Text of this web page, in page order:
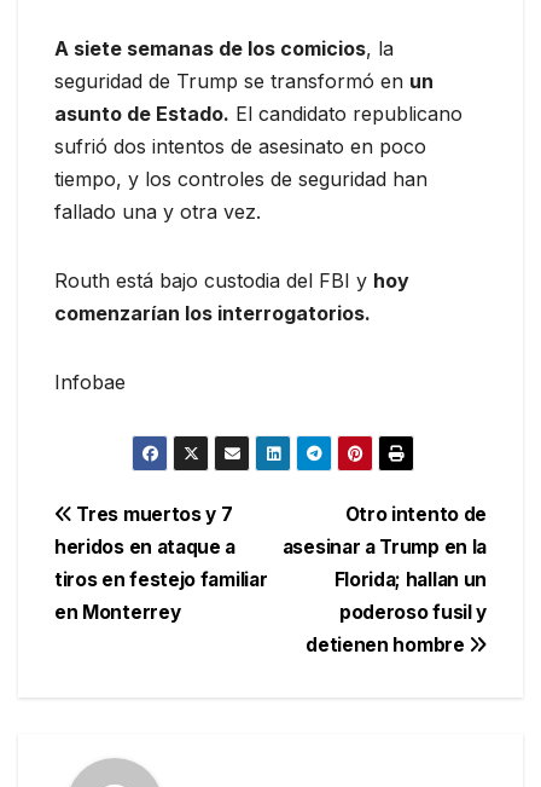
A siete semanas de los comicios, la
seguridad de Trump se transformó en un
asunto de Estado. El candidato republicano
sufrió dos intentos de asesinato en poco
tiempo, y los controles de seguridad han
fallado una y otra vez.
Routh está bajo custodia del FBI y hoy
comenzarían los interrogatorios.
Infobae
Navegación
de
entradas
Otro intento de
asesinar a Trump en la
Florida; hallan un
poderoso fusil y
detienen hombre
Tres muertos y 7
heridos en ataque a
tiros en festejo familiar
en Monterrey